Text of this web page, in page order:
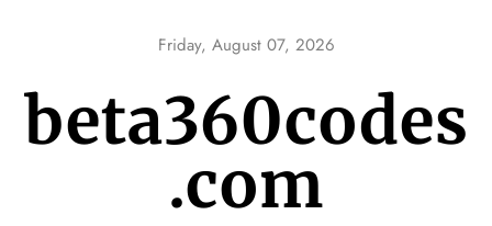
Friday, August 07, 2026
beta360codes
.com